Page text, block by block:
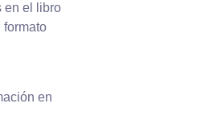
en el libro
formato
en